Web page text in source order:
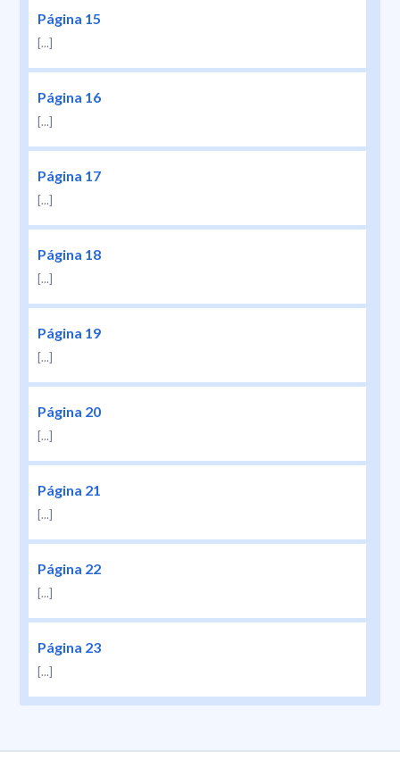
Página 15
[...]
Página 16
[...]
Página 17
[...]
Página 18
[...]
Página 19
[...]
Página 20
[...]
Página 21
[...]
Página 22
[...]
Página 23
[...]